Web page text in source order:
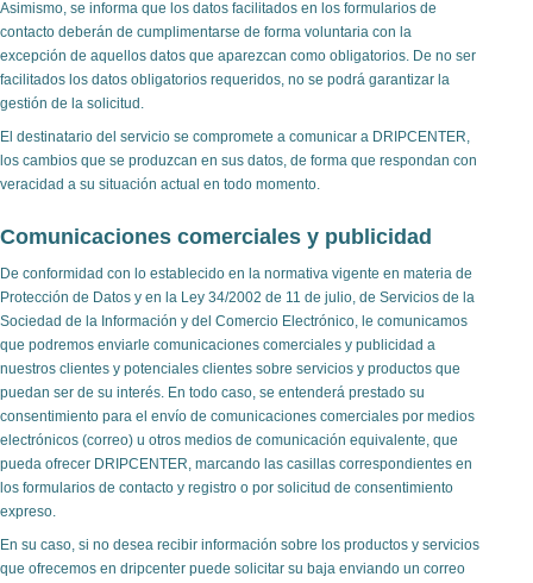
Asimismo, se informa que los datos facilitados en los formularios de
contacto deberán de cumplimentarse de forma voluntaria con la
excepción de aquellos datos que aparezcan como obligatorios. De no ser
facilitados los datos obligatorios requeridos, no se podrá garantizar la
gestión de la solicitud.
El destinatario del servicio se compromete a comunicar a DRIPCENTER,
los cambios que se produzcan en sus datos, de forma que respondan con
veracidad a su situación actual en todo momento.
Comunicaciones comerciales y publicidad
De conformidad con lo establecido en la normativa vigente en materia de
Protección de Datos y en la Ley 34/2002 de 11 de julio, de Servicios de la
Sociedad de la Información y del Comercio Electrónico, le comunicamos
que podremos enviarle comunicaciones comerciales y publicidad a
nuestros clientes y potenciales clientes sobre servicios y productos que
puedan ser de su interés. En todo caso, se entenderá prestado su
consentimiento para el envío de comunicaciones comerciales por medios
electrónicos (correo) u otros medios de comunicación equivalente, que
pueda ofrecer DRIPCENTER, marcando las casillas correspondientes en
los formularios de contacto y registro o por solicitud de consentimiento
expreso.
En su caso, si no desea recibir información sobre los productos y servicios
que ofrecemos en dripcenter puede solicitar su baja enviando un correo